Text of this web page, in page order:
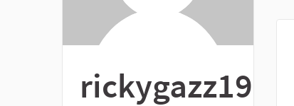
rickygazz1996